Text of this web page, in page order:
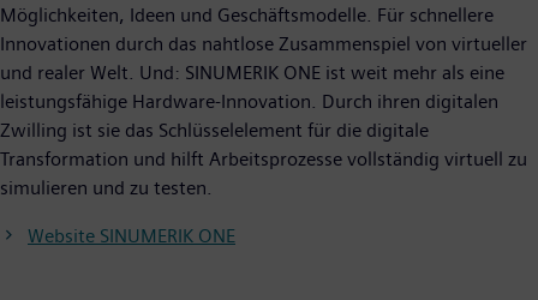
Möglichkeiten, Ideen und Geschäftsmodelle. Für schnellere
Innovationen durch das nahtlose Zusammenspiel von virtueller
und realer Welt. Und: SINUMERIK ONE ist weit mehr als eine
leistungsfähige Hardware-Innovation. Durch ihren digitalen
Zwilling ist sie das Schlüsselelement für die digitale
Transformation und hilft Arbeitsprozesse vollständig virtuell zu
simulieren und zu testen.
Website SINUMERIK ONE